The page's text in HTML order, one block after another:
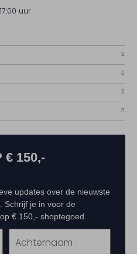
uur
€ 150,-
updates over de nieuwste
Schrijf je in voor de
€ 150,- shoptegoed.